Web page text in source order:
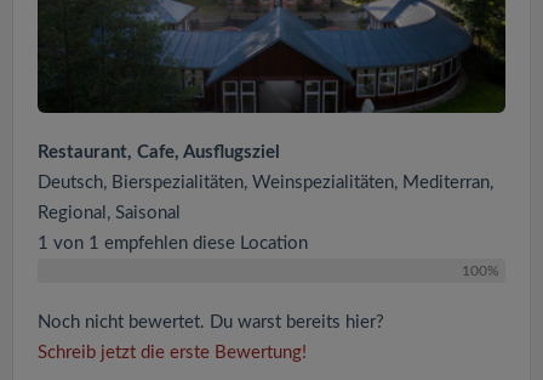
Restaurant, Cafe, Ausflugsziel
Deutsch, Bierspezialitäten, Weinspezialitäten, Mediterran,
Regional, Saisonal
1 von 1 empfehlen diese Location
100%
Noch nicht bewertet. Du warst bereits hier?
Schreib jetzt die erste Bewertung!